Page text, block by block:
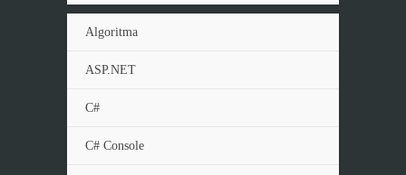
Algoritma
ASP.NET
C#
C# Console